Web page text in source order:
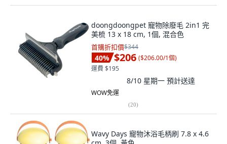
doongdoongpet 寵物除廢毛 2in1 完
美梳 13 x 18 cm, 1個, 混合色
首購折扣價$344
40% $206 ($206.00/1個)
運費 $195
8/10 星期一 預計送達
WOW免運
(20)
Wavy Days 寵物沐浴毛柄刷 7.8 x 4.6